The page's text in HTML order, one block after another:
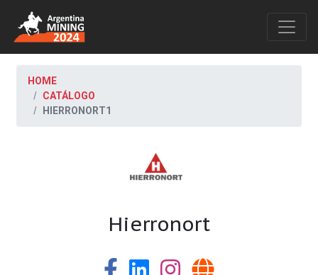
HOME
CATÁLOGO
HIERRONORT1
Hierronort